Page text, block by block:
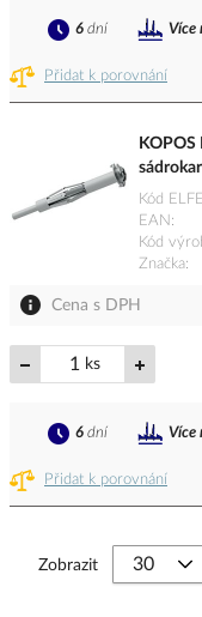
Přidat k porovnání
6 dní Více
Kód
EAN
Kód
Značka
Cena s DPH
ks
Přidat k porovnání
6 dní Více
Zobrazit